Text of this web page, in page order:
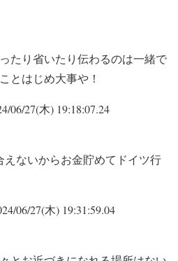
たり省いたり伝わるのは一緒で
とはじめ大事や！
06/27(木) 19:18:07.24
えないからお金貯めてドイツ行
06/27(木) 19:31:59.04